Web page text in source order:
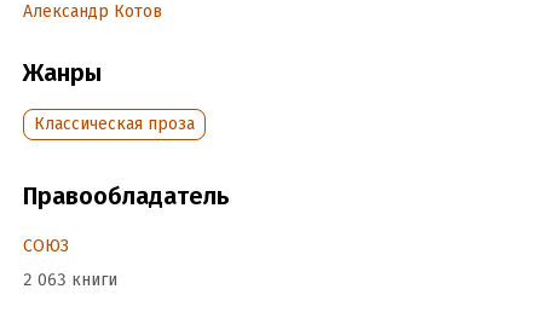
Отчаяние влюбленного
Настойчивость в любви
Замужество красавицы Империи
©&℗ ИП Воробьев В.А.
©&℗ ИД СОЮЗ
Александр Котов
Жанры
Классическая проза
Правообладатель
СОЮЗ
2 063 книги